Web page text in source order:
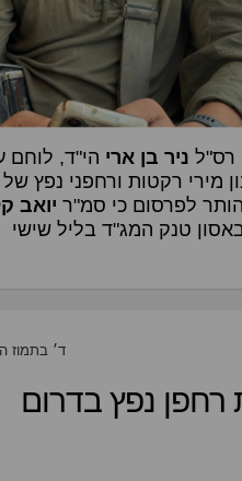
רס"ל ניר בן ארי הי"ד, לוחם
לבנון מירי רקטות ורחפני נפץ של
לפרסום כי סמ"ר יואב
לוחם שריון בגדוד 52, שנהרג באסון טנק המג"ד בליל שישי
ד׳ בתמוז
רחפן נפץ בדרום